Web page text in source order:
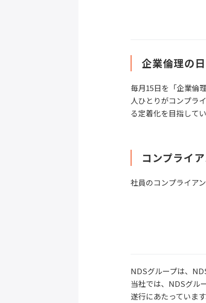
企業倫理の日
毎月15日を「企業倫
人ひとりがコンプラ
る定着化を目指してい
コンプライ
社員のコンプライア
NDSグループは、
当社では、NDSグル
遂行にあたっています